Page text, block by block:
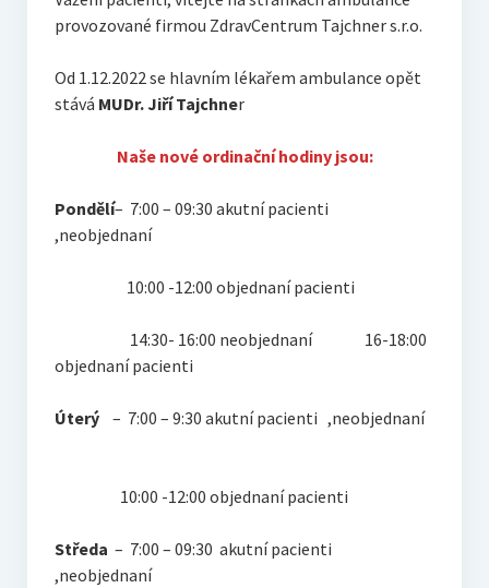
provozované firmou ZdravCentrum Tajchner s.r.o.
Od 1.12.2022 se hlavním lékařem ambulance opět
stává MUDr. Jiří Tajchner
Naše nové ordinační hodiny jsou:
Pondělí– 7:00 – 09:30 akutní pacienti
,neobjednaní
10:00 -12:00 objednaní pacienti
14:30- 16:00 neobjednaní 16-18:00
objednaní pacienti
Úterý– 7:00 – 9:30 akutní pacienti ,neobjednaní
10:00 -12:00 objednaní pacienti
Středa – 7:00 – 09:30 akutní pacienti
,neobjednaní